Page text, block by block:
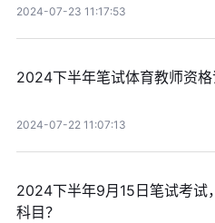
2024-07-23 11:17:53
2024下半年笔试体育教师资格
2024-07-22 11:07:13
2024下半年9月15日笔试考试
科目？